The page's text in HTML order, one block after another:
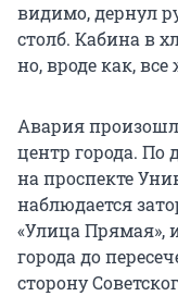
видимо, дернул
столб. Кабина в
но, вроде как,
Авария
центр города. По
на проспекте
наблюдается
«Улица Прямая»,
города до
сторону